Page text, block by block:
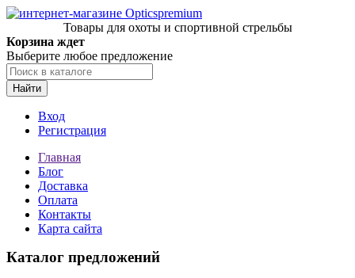
Товары для охоты и спортивной стрельбы
Корзина ждет
Выберите любое предложение
Найти
Вход
Регистрация
Главная
Блог
Доставка
Оплата
Контакты
Карта сайта
Каталог предложений